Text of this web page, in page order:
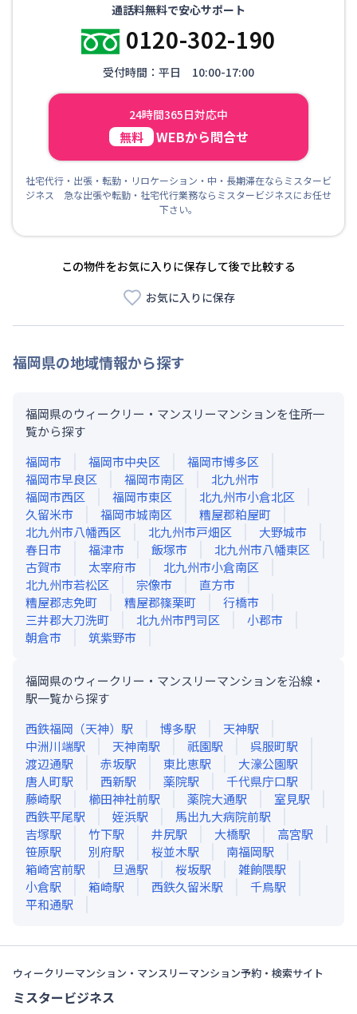
通話料無料で安心サポート
0120-302-190
受付時間：平日 10:00-17:00
24時間365日対応中
無料 WEBから問合せ
社宅代行・出張・転勤・リロケーション・中・長期滞在ならミスタービ
ジネス 急な出張や転勤・社宅代行業務ならミスタービジネスにお任せ
下さい。
この物件をお気に入りに保存して後で比較する
お気に入りに保存
福岡県の地域情報から探す
福岡県のウィークリー・マンスリーマンションを住所一
覧から探す
福岡市
福岡市中央区
福岡市博多区
福岡市早良区
福岡市南区
北九州市
福岡市西区
福岡市東区
北九州市小倉北区
久留米市
福岡市城南区
糟屋郡粕屋町
北九州市八幡西区
北九州市戸畑区
大野城市
春日市
福津市 飯塚市
北九州市八幡東区
古賀市
太宰府市
北九州市小倉南区
北九州市若松区
宗像市
直方市
糟屋郡志免町
糟屋郡篠栗町
行橋市
三井郡大刀洗町
北九州市門司区
小郡市
朝倉市
筑紫野市
福岡県のウィークリー・マンスリーマンションを沿線・
駅一覧から探す
西鉄福岡（天神） 駅 博多駅 天神駅
中洲川端駅 天神南駅 祇園駅 呉服町駅
渡辺通駅 赤坂駅 東比恵駅 大濠公園駅
唐人町駅 西新駅 薬院駅 千代県庁口駅
藤崎駅 櫛田神社前駅 薬院大通駅 室見駅
西鉄平尾駅 姪浜駅 馬出九大病院前駅
吉塚駅 竹下駅 井尻駅 大橋駅 高宮駅
笹原駅 別府駅 桜並木駅 南福岡駅
箱崎宮前駅 旦過駅 桜坂駅 雑餉隈駅
小倉駅 箱崎駅 西鉄久留米駅 千鳥駅
平和通駅
ウィークリーマンション・マンスリーマンション予約・検索サイト
ミスタービジネス